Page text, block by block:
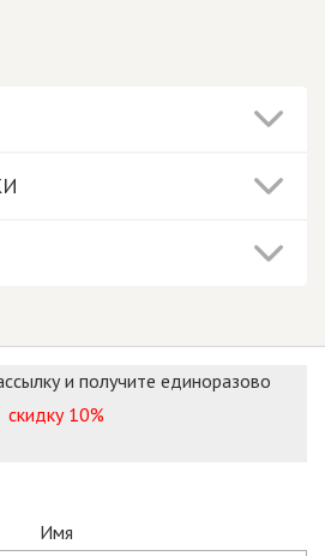
и получите единоразово
скидку 10%
Имя